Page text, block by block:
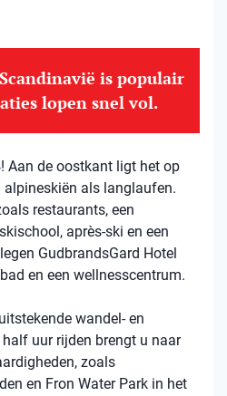
is populair
lopen snel vol.
Aan de oostkant ligt het op
als langlaufen.
restaurants, een
après-ski en een
GudbrandsGard Hotel
en een wellnesscentrum.
wandel- en
uur rijden brengt u naar
zoals
en Fron Water Park in het